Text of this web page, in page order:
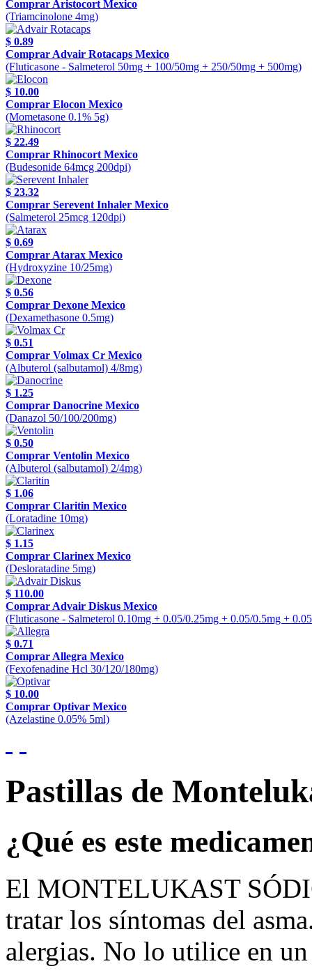
Comprar Aristocort Mexico
(Triamcinolone 4mg)
$ 0.89
Comprar Advair Rotacaps Mexico
(Fluticasone - Salmeterol 50mg + 100/50mg + 250/50mg + 500mg)
$ 10.00
Comprar Elocon Mexico
(Mometasone 0.1% 5g)
$ 22.49
Comprar Rhinocort Mexico
(Budesonide 64mcg 200dpi)
$ 23.32
Comprar Serevent Inhaler Mexico
(Salmeterol 25mcg 120dpi)
$ 0.69
Comprar Atarax Mexico
(Hydroxyzine 10/25mg)
$ 0.56
Comprar Dexone Mexico
(Dexamethasone 0.5mg)
$ 0.51
Comprar Volmax Cr Mexico
(Albuterol (salbutamol) 4/8mg)
$ 1.25
Comprar Danocrine Mexico
(Danazol 50/100/200mg)
$ 0.50
Comprar Ventolin Mexico
(Albuterol (salbutamol) 2/4mg)
$ 1.06
Comprar Claritin Mexico
(Loratadine 10mg)
$ 1.15
Comprar Clarinex Mexico
(Desloratadine 5mg)
$ 110.00
Comprar Advair Diskus Mexico
(Fluticasone - Salmeterol 0.10mg + 0.05/0.25mg + 0.05/0.5mg +
$ 0.71
Comprar Allegra Mexico
(Fexofenadine Hcl 30/120/180mg)
$ 10.00
Comprar Optivar Mexico
(Azelastine 0.05% 5ml)
Pastillas de
¿Qué es este
El MONTELUKAST
tratar los síntomas del
alergias. No lo utilice en un